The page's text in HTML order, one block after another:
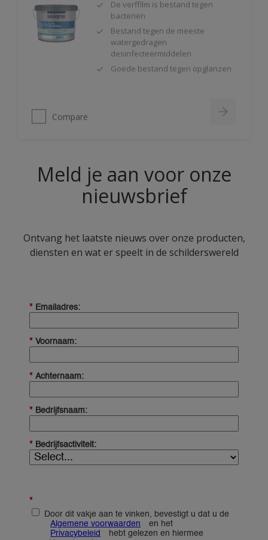
Bestand tegen de meeste
desinfecteermiddelen
Goede bestand tegen opglanzen
Meld je aan voor onze
nieuwsbrief
Ontvang het laatste nieuws over onze producten,
diensten en wat er speelt in de schilderswereld